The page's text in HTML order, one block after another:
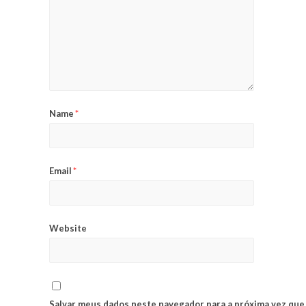
Name*
Email*
Website